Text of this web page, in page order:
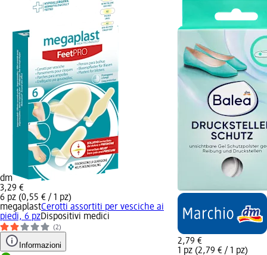
dm
3,29 €
6 pz (0,55 € / 1 pz)
megaplastCerotti assortiti per vesciche ai
piedi, 6 pzDispositivi medici
(2)
Informazioni
2,79 €
1 pz (2,79 € / 1 pz)